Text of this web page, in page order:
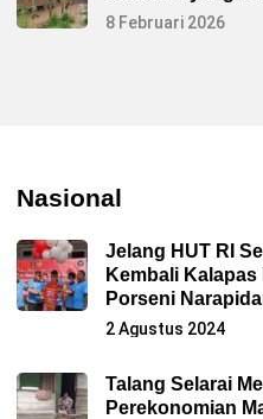
8 Februari 2026
Nasional
Jelang HUT RI
Kembali
Porseni
2 Agustus 2024
Talang Selarai
Perekonomian